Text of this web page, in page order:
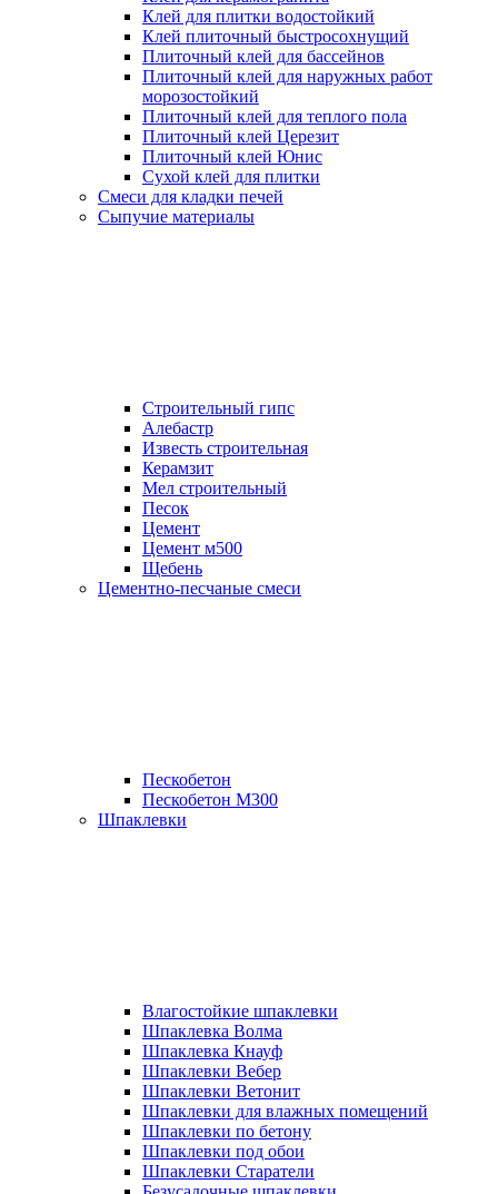
Клей для плитки водостойкий
Клей плиточный быстросохнущий
Плиточный клей для бассейнов
Плиточный клей для наружных работ
морозостойкий
Плиточный клей для теплого пола
Плиточный клей Церезит
Плиточный клей Юнис
Сухой клей для плитки
Смеси для кладки печей
Сыпучие материалы
Строительный гипс
Алебастр
Известь строительная
Керамзит
Мел строительный
Песок
Цемент
Цемент м500
Щебень
Цементно-песчаные смеси
Пескобетон
Пескобетон М300
Шпаклевки
Влагостойкие шпаклевки
Шпаклевка Волма
Шпаклевка Кнауф
Шпаклевки Вебер
Шпаклевки Ветонит
Шпаклевки для влажных помещений
Шпаклевки по бетону
Шпаклевки под обои
Шпаклевки Старатели